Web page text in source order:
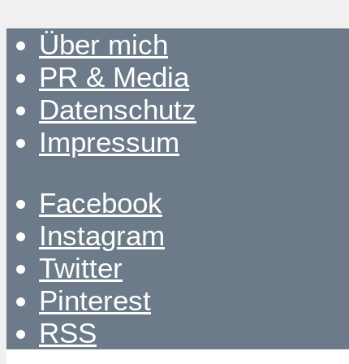
Über mich
PR & Media
Datenschutz
Impressum
Facebook
Instagram
Twitter
Pinterest
RSS